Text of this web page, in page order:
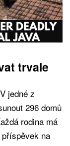
trvale
jedné z
296 domů
rodina má
na